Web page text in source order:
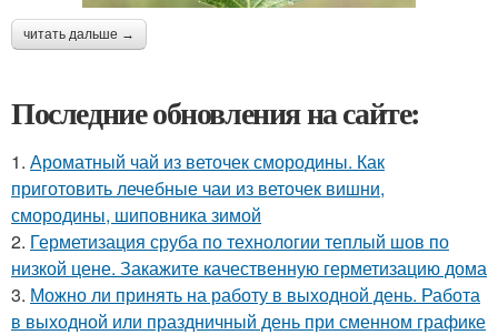
читать дальше →
Последние обновления на сайте:
1. Ароматный чай из веточек смородины. Как
приготовить лечебные чаи из веточек вишни,
смородины, шиповника зимой
2. Герметизация сруба по технологии теплый шов по
низкой цене. Закажите качественную герметизацию дома
3. Можно ли принять на работу в выходной день. Работа
в выходной или праздничный день при сменном графике